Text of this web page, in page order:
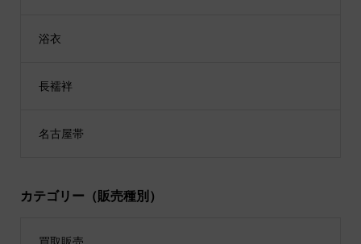
浴衣
長襦袢
名古屋帯
カテゴリー（販売種別）
買取販売